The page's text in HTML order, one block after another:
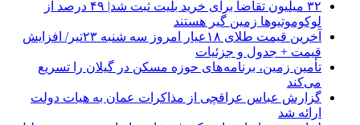
۳۲ میلیون تقاضا برای خرید بلیت ثبت شد| ۴۹ درصد از
لوکوموتیوها زمین گیر هستند
آخرین قیمت طلای ۱۸عیار امروز سه شنبه ۲۳تیر/ افزایش
قیمت + جدول و جزئیات
تأمین زمین، برنامه های حوزه مسکن در گیلان را تسریع
می‌کند
گزارش عباس عراقچی از مذاکرات عمان به هیات دولت
ارائه شد